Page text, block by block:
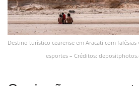
Destino turístico cearense em Aracati com
esportes – Créditos: